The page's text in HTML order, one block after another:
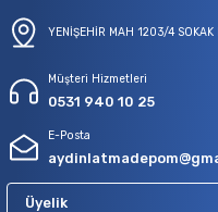
YENİŞEHİR MAH 1203/4
Müşteri Hizmetleri
0531 940 10 25
E-Posta
Üyelik